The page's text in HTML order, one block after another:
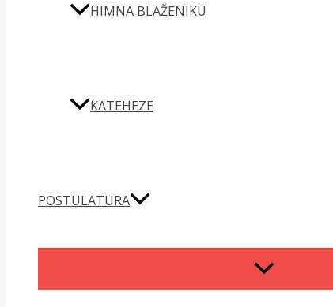
HIMNA BLAŽENIKU
KATEHEZE
POSTULATURA
MENU
TOGGLE